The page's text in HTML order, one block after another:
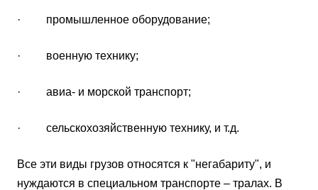
· промышленное оборудование;
· военную технику;
· авиа- и морской транспорт;
· сельскохозяйственную технику, и т.д.
Все эти виды грузов относятся к "негабариту", и
нуждаются в специальном транспорте – тралах. В